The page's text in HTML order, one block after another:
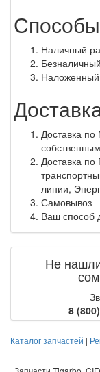
Наличный
Наложенный
Доставка по
Доставка
линии,
Самовывоз
Ваш способ
Не
8
Каталог запчастей |